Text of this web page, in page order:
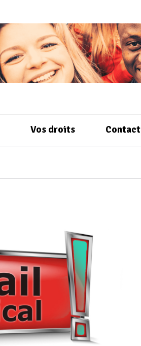
Vos droits